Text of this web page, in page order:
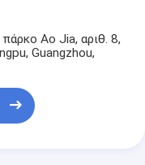
Ao Jia, αριθ. 8,
Guangzhou,